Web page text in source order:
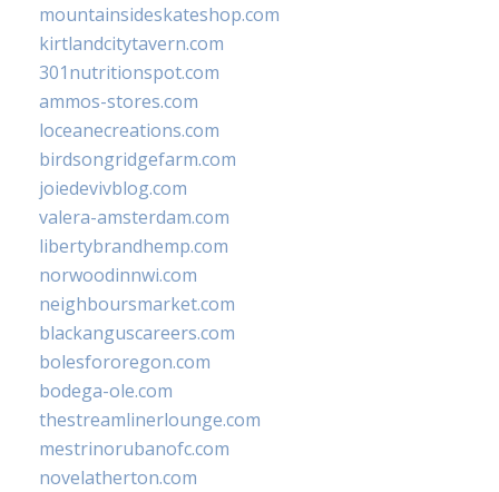
mountainsideskateshop.com
kirtlandcitytavern.com
301nutritionspot.com
ammos-stores.com
loceanecreations.com
birdsongridgefarm.com
joiedevivblog.com
valera-amsterdam.com
libertybrandhemp.com
norwoodinnwi.com
neighboursmarket.com
blackanguscareers.com
bolesfororegon.com
bodega-ole.com
thestreamlinerlounge.com
mestrinorubanofc.com
novelatherton.com